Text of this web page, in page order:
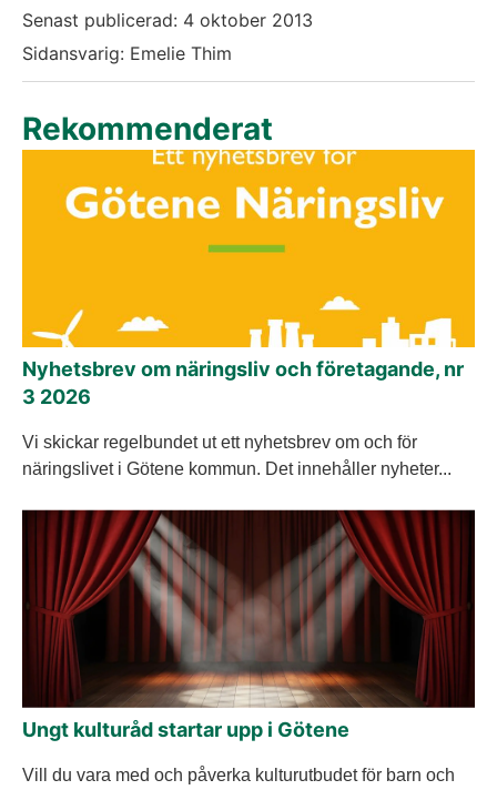
Senast publicerad: 4 oktober 2013
Sidansvarig: Emelie Thim
Rekommenderat
Nyhetsbrev om näringsliv och företagande, nr
3 2026
Vi skickar regelbundet ut ett nyhetsbrev om och för
näringslivet i Götene kommun. Det innehåller nyheter...
Ungt kulturåd startar upp i Götene
Vill du vara med och påverka kulturutbudet för barn och